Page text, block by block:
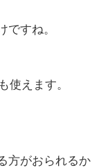
すね。
使えます。
方がおられるか